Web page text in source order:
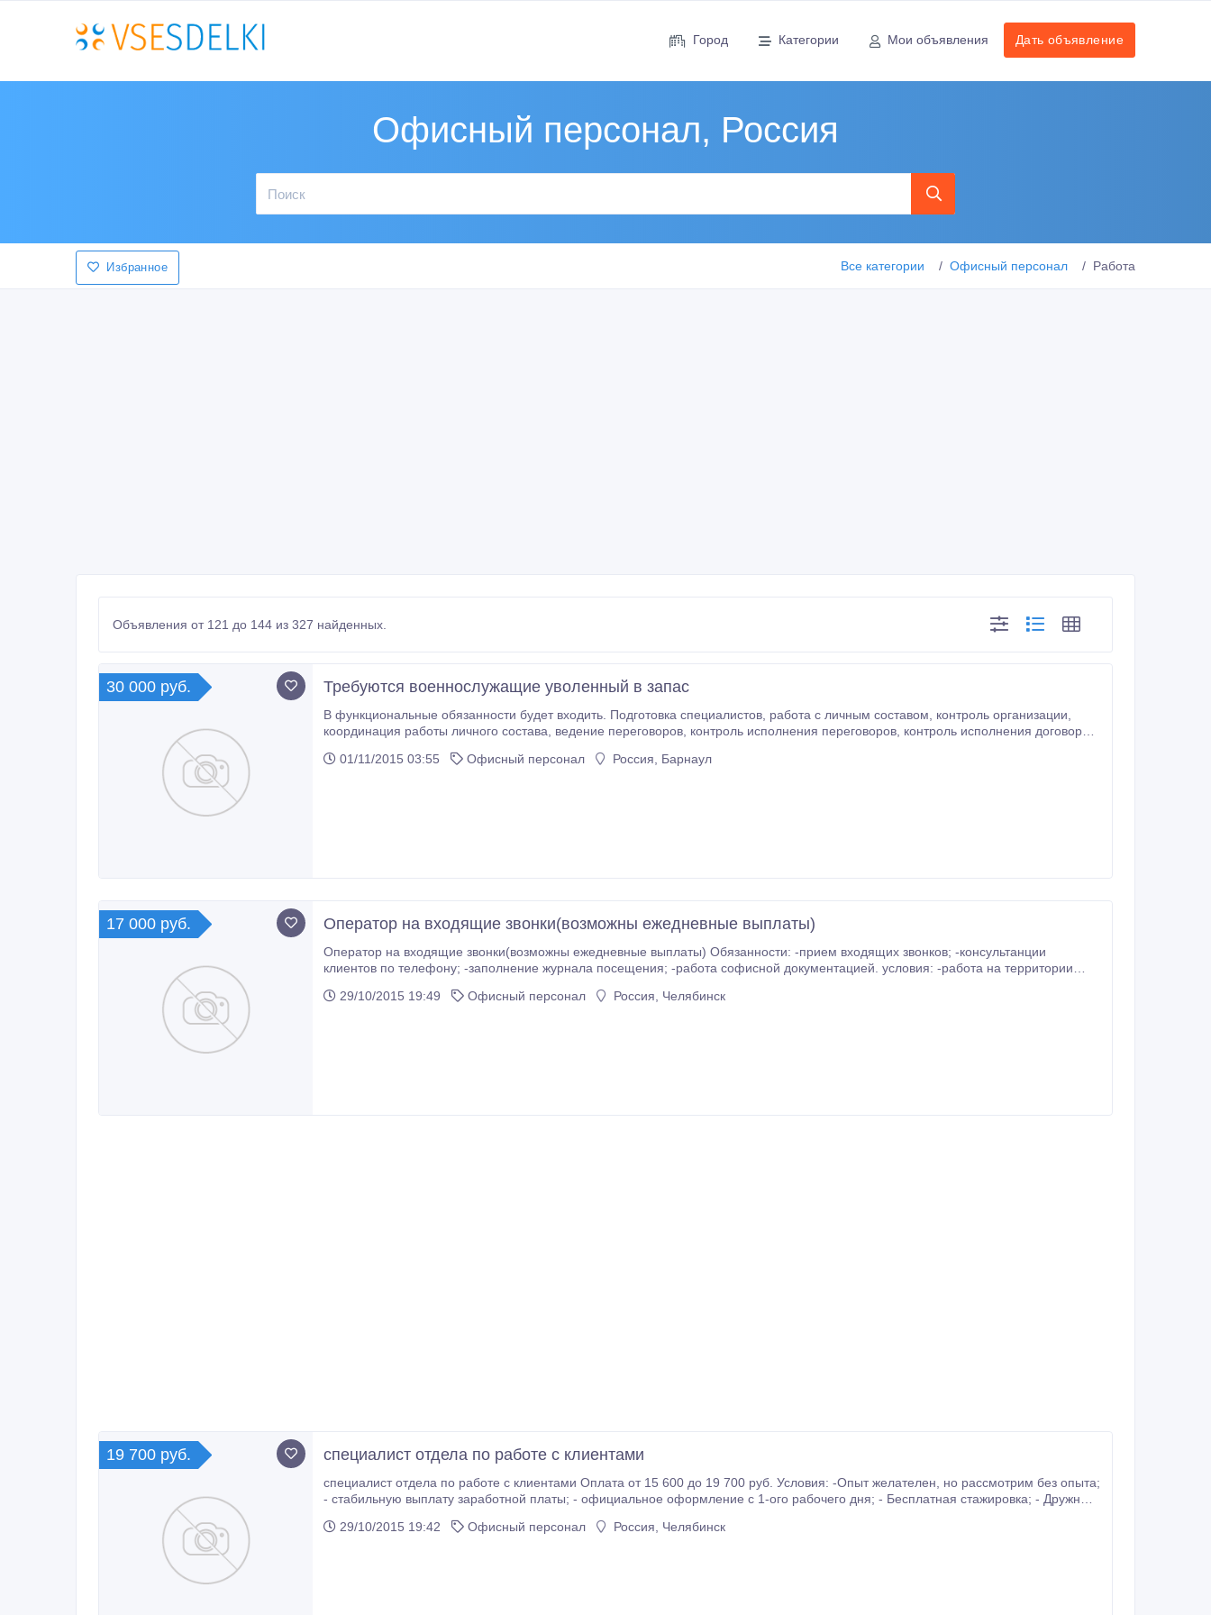
Город Категории Мои объявления Дать объявление
Офисный персонал, Россия
Избранное Все категории Офисный персонал Работа
Объявления от 121 до 144 из 327 найденных.
30 000 руб. Требуются военнослужащие уволенный в запас
В функциональные обязанности будет входить. Подготовка специалистов, работа с личным составом, контроль организации,
координация работы личного состава, ведение переговоров, контроль исполнения переговоров, контроль исполнения договоров,
01/11/2015 03:55
Офисный персонал Россия, Барнаул
17 000 руб. Оператор на входящие звонки(возможны ежедневные выплаты)
Оператор на входящие звонки(возможны ежедневные выплаты) Обязанности: -прием входящих звонков; -консультанции
клиентов по телефону; -заполнение журнала посещения; -работа софисной документацией. условия: -работа на территории
при собеседовании; -Оплата 12000-17000р, возможны ежедневные выплаты.
29/10/2015 19:49 Офисный персонал Россия, Челябинск
19 700 руб. специалист отдела по работе с клиентами
специалист отдела по работе с клиентами Оплата от 15 600 до 19 700 руб. Условия: -Опыт желателен, но рассмотрим без опыта;
- стабильную выплату заработной платы; - официальное оформление с 1-ого рабочего дня; - Бесплатная стажировка; - Дружный
29/10/2015 19:42
Офисный персонал Россия, Челябинск